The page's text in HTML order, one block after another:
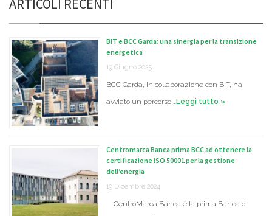
ARTICOLI RECENTI
BIT e BCC Garda: una sinergia per la transizione
energetica
19 Giugno 2025
BCC Garda, in collaborazione con BIT, ha
avviato un percorso …Leggi tutto »
Centromarca Banca prima BCC ad ottenere la
certificazione ISO 50001 per la gestione
dell’energia
19 Dicembre 2024
CentroMarca Banca è la prima Banca di